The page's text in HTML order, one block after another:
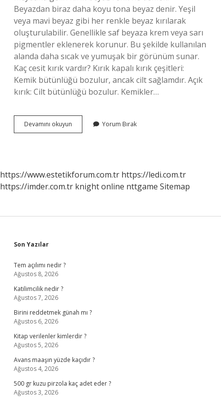
Beyazdan biraz daha koyu tona beyaz denir. Yeşil
veya mavi beyaz gibi her renkle beyaz kırılarak
oluşturulabilir. Genellikle saf beyaza krem ​​veya sarı
pigmentler eklenerek korunur. Bu şekilde kullanılan
alanda daha sıcak ve yumuşak bir görünüm sunar.
Kaç cesit kırık vardır? Kırık kapalı kırık çeşitleri:
Kemik bütünlüğü bozulur, ancak cilt sağlamdır. Açık
kırık: Cilt bütünlüğü bozulur. Kemikler…
Devamını okuyun
Ve
Yorum Bırak
https://www.estetikforum.com.tr https://ledi.com.tr
https://imder.com.tr knight online nttgame Sitemap
Sidebar
Son Yazılar
Tem açılımı nedir ?
Ağustos 8, 2026
Katilimcilik nedir ?
Ağustos 7, 2026
Birini reddetmek günah mı ?
Ağustos 6, 2026
Kitap verilenler kimlerdir ?
Ağustos 5, 2026
Avans maaşın yüzde kaçıdır ?
Ağustos 4, 2026
500 gr kuzu pirzola kaç adet eder ?
Ağustos 3, 2026